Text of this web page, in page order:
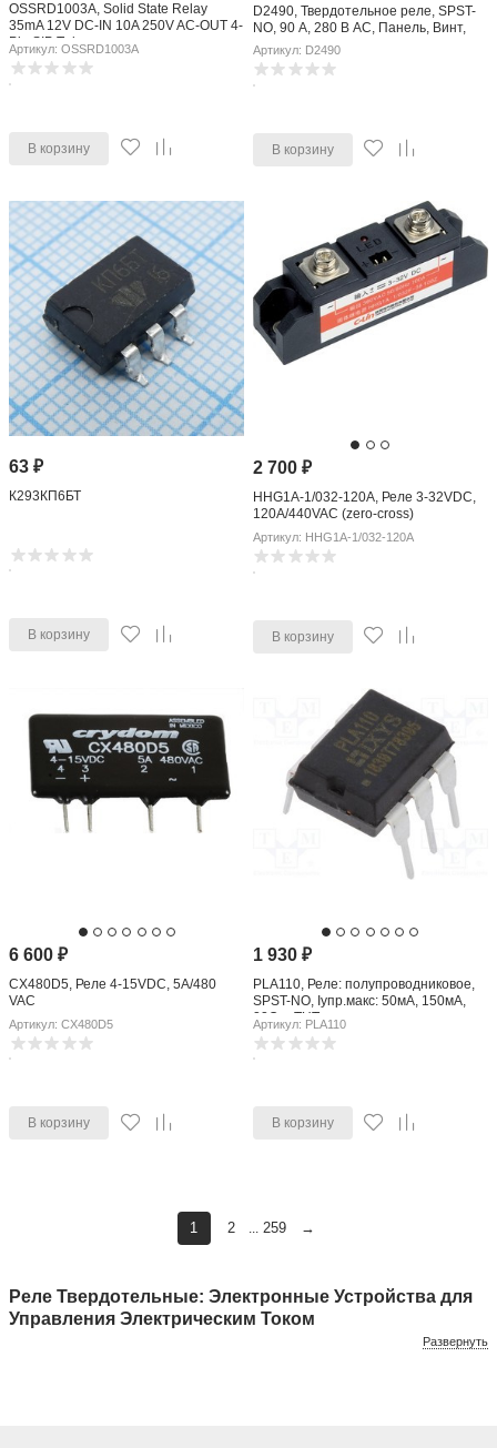
OSSRD1003A, Solid State Relay
35mA 12V DC-IN 10A 250V AC-OUT 4-
Pin SIP Tube
Артикул: OSSRD1003A
В корзину
D2490, Твердотельное реле, SPST-
NO, 90 А, 280 В AC, Панель, Винт,
Переход Через Нуль
Артикул: D2490
В корзину
63₽
К293КП6БТ
В корзину
2 700 ₽
HHG1A-1/032-120A, Реле 3-32VDC,
120A/440VAC (zero-cross)
Артикул: HHG1A-1/032-120A
В корзину
6 600₽
CX480D5, Реле 4-15VDC, 5A/480
VAC
Артикул: CX480D5
В корзину
1 930 ₽
PLA110, Реле: полупроводниковое,
SPST-NO, Iупр.макс: 50мА, 150мА,
22Ом, THT
Артикул: PLA110
В корзину
1 2 ... 259 →
Реле Твердотельные: Электронные Устройства для
Управления Электрическим Током
Реле твердотельные, также известные как SSR (Solid StateРазвернуть